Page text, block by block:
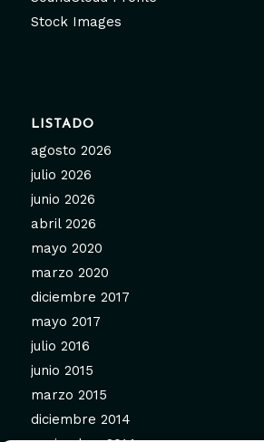
Stock Images
LISTADO
agosto 2026
julio 2026
junio 2026
abril 2026
mayo 2020
marzo 2020
diciembre 2017
mayo 2017
julio 2016
junio 2015
marzo 2015
diciembre 2014